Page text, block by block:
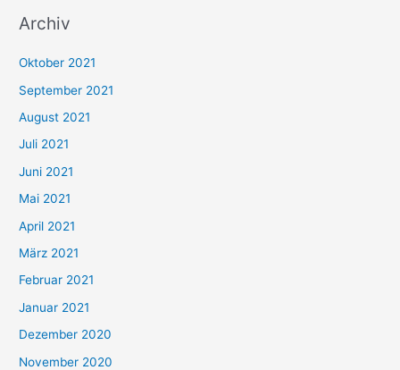
c
n
n
a
c
h
:
Archiv
Oktober 2021
September 2021
August 2021
Juli 2021
Juni 2021
Mai 2021
April 2021
März 2021
Februar 2021
Januar 2021
Dezember 2020
November 2020